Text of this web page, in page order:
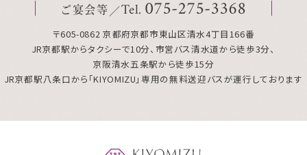
ご宴会等 Tel. 075-275-3368
〒605-0862 京都府京都市東山区清水4丁目166番
JR京都駅からタクシーで10分、市営バス清水道から徒歩3分、
京阪清水五条駅から徒歩15分
JR京都駅八条口から「KIYOMIZU」専用の無料送迎バスが運行しております